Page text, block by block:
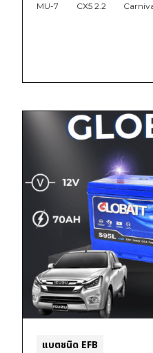
MU-7 CX5 2.2
แบตชนิด EFB